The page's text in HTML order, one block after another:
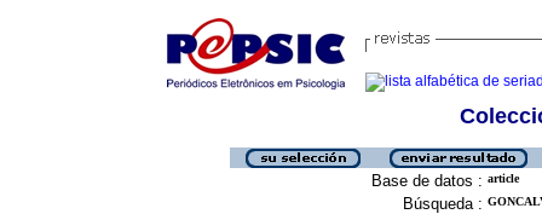
Base de datos : article
Búsqueda :